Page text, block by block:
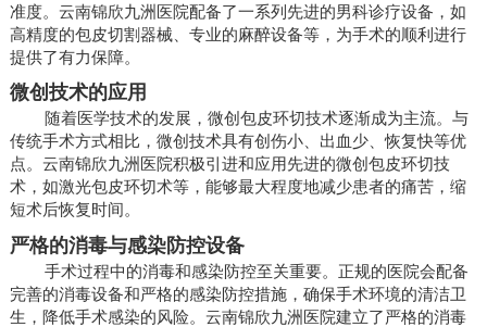
准度。云南锦欣九洲医院配备了一系列先进的男科诊疗设备，如
高精度的包皮切割器械、专业的麻醉设备等，为手术的顺利进行
提供了有力保障。
微创技术的应用
随着医学技术的发展，微创包皮环切技术逐渐成为主流。与
传统手术方式相比，微创技术具有创伤小、出血少、恢复快等优
点。云南锦欣九洲医院积极引进和应用先进的微创包皮环切技
术，如激光包皮环切术等，能够最大程度地减少患者的痛苦，缩
短术后恢复时间。
严格的消毒与感染防控设备
手术过程中的消毒和感染防控至关重要。正规的医院会配备
完善的消毒设备和严格的感染防控措施，确保手术环境的清洁卫
生，降低手术感染的风险。云南锦欣九洲医院建立了严格的消毒